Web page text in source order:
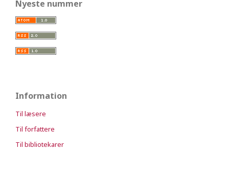
Nyeste nummer
Information
Til læsere
Til forfattere
Til bibliotekarer